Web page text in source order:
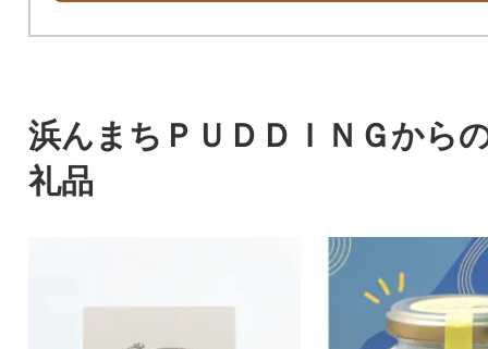
浜んまちＰＵＤＤＩＮＧから
礼品